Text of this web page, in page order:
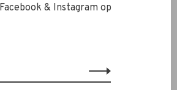
& Instagram op